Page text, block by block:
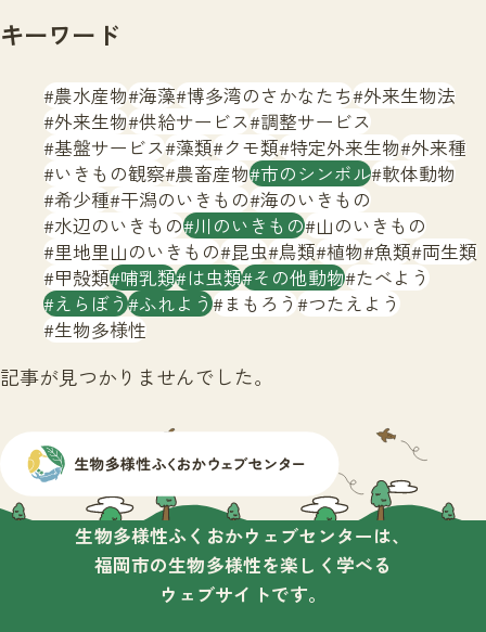
生物多様性ふくおかウェブセンターとは
サイトマップ
キーワード
農水産物 海藻 博多湾のさかなたち 外来生物法
外来生物 供給サービス 調整サービス
基盤サービス 藻類 クモ類 特定外来生物 外来種
いきもの観察 農畜産物 市のシンボル 軟体動物
希少種 干潟のいきもの 海のいきもの
水辺のいきもの 川のいきもの 山のいきもの
里地里山のいきもの 昆虫 鳥類 植物 魚類 両生類
甲殻類 哺乳類 は虫類 その他動物 たべよう
えらぼう ふれよう まもろう つたえよう
生物多様性
記事が見つかりませんでした。
生物多様性ふくおかウェブセンターは、
福岡市の生物多様性を楽しく学べる
ウェブサイトです。